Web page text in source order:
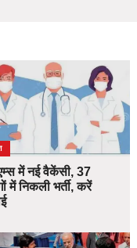
में नई वैकेंसी, 37
में निकली भर्ती, करें